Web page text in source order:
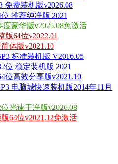
免费装机版v2026.08
推荐纯净版 2021
豪华版v2026.08免激活
版64位v2022.01
体版v2021.10
标准装机版 V2016.05
位 稳定装机版 2021
位高效分享版v2021.10
电脑城快速装机版2014年11月
光速干净版v2026.08
64位v2021.12免激活